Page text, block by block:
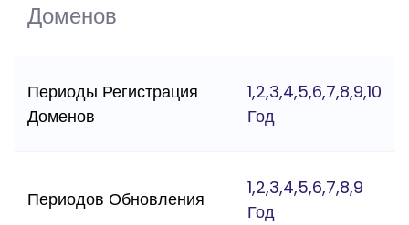
Доменов
Периоды Регистрация
Доменов
1,2,3,4,5,6,7,8,9,10
Год
Периодов Обновления
1,2,3,4,5,6,7,8,9
Год